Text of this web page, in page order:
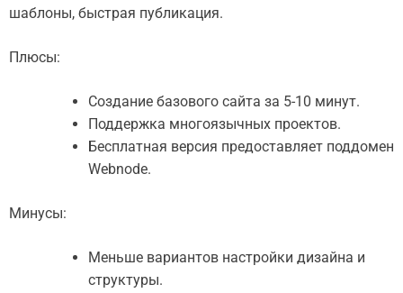
шаблоны, быстрая публикация.
Плюсы:
Создание базового сайта за 5-10 минут.
Поддержка многоязычных проектов.
Бесплатная версия предоставляет поддомен
Webnode.
Минусы:
Меньше вариантов настройки дизайна и
структуры.